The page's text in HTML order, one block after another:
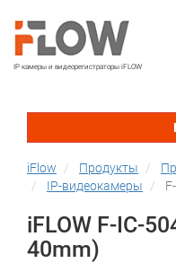
IP камеры и видеорегистраторы iFLOW
iFlow Продукты
IP-видеокамеры
iFLOW F-IC-
40mm)